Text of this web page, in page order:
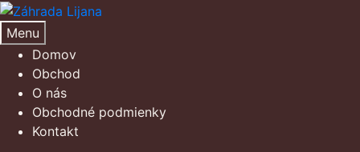
Preskočiť
na
navigáciu
Preskočiť
na
obsah
Menu
Domov
Obchod
O nás
Obchodné podmienky
Kontakt